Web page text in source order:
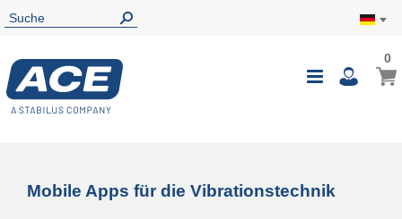
00
Mobile Apps für die Vibrationstechnik